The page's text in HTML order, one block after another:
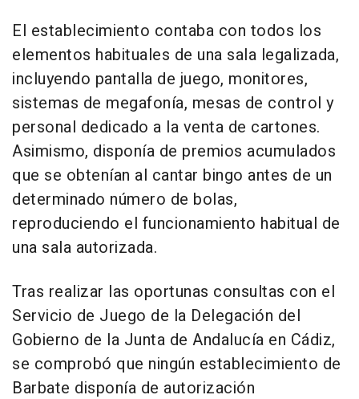
El establecimiento contaba con todos los
elementos habituales de una sala legalizada,
incluyendo pantalla de juego, monitores,
sistemas de megafonía, mesas de control y
personal dedicado a la venta de cartones.
Asimismo, disponía de premios acumulados
que se obtenían al cantar bingo antes de un
determinado número de bolas,
reproduciendo el funcionamiento habitual de
una sala autorizada.
Tras realizar las oportunas consultas con el
Servicio de Juego de la Delegación del
Gobierno de la Junta de Andalucía en Cádiz,
se comprobó que ningún establecimiento de
Barbate disponía de autorización